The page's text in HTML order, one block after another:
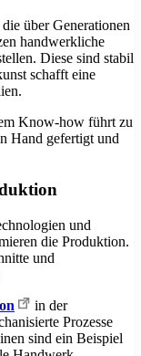
über Generationen
handwerkliche
Diese sind stabil
schafft eine
Know-how führt zu
Hand gefertigt und
und
die Produktion.
und
in der
Prozesse
sind ein Beispiel